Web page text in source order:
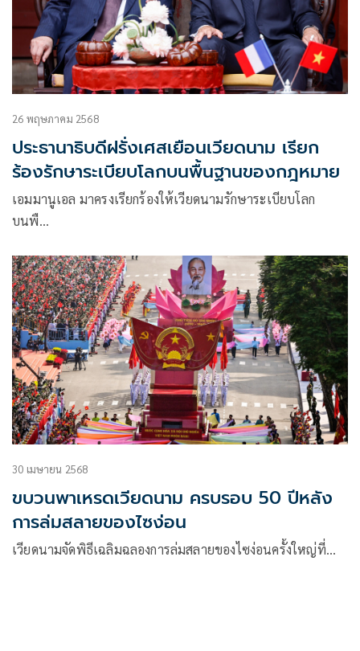
26 พฤษภาคม 2568
ประธานาธิบดีฝรั่งเศสเยือนเวียดนาม เรียก
ร้องรักษาระเบียบโลกบนพื้นฐานของกฎหมาย
เอมมานูเอล มาครงเรียกร้องให้เวียดนามรักษาระเบียบโลก
บนพื…
30 เมษายน 2568
ขบวนพาเหรดเวียดนาม ครบรอบ 50 ปีหลัง
การล่มสลายของไซง่อน
เวียดนามจัดพิธีเฉลิมฉลองการล่มสลายของไซง่อนครั้งใหญ่ที่…